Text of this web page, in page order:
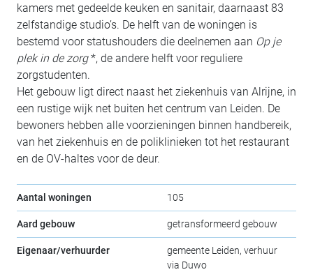
kamers met gedeelde keuken en sanitair, daarnaast 83
zelfstandige studio’s. De helft van de woningen is
bestemd voor statushouders die deelnemen aan Op je
plek in de zorg*, de andere helft voor reguliere
zorgstudenten.
Het gebouw ligt direct naast het ziekenhuis van Alrijne, in
een rustige wijk net buiten het centrum van Leiden. De
bewoners hebben alle voorzieningen binnen handbereik,
van het ziekenhuis en de poliklinieken tot het restaurant
en de OV-haltes voor de deur.
Aantal woningen 105
Aard gebouw getransformeerd gebouw
Eigenaar/verhuurder
gemeente Leiden, verhuur
via Duwo